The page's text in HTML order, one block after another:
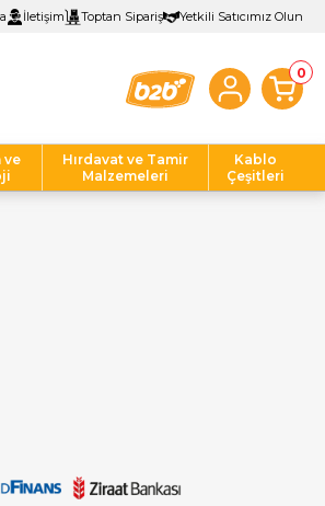
İletişim Toptan Sipariş Yetkili Satıcımız Olun
0
ve
Hırdavat ve Tamir
Malzemeleri
Kablo
Çeşitleri